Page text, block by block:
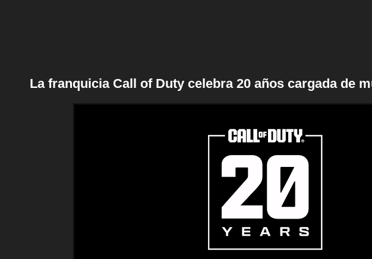
La franquicia Call of Duty celebra 20 años cargada de